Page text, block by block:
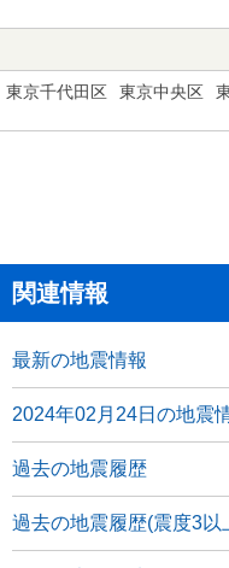
東京千代田区 東京中央区
関連情報
最新の地震情報
2024年02月24日の地震
過去の地震履歴
過去の地震履歴(震度3以